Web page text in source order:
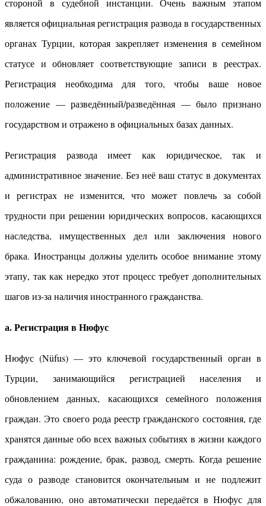
стороной в судебной инстанции. Очень важным этапом
является официальная регистрация развода в государственных
органах Турции, которая закрепляет изменения в семейном
статусе и обновляет соответствующие записи в реестрах.
Регистрация необходима для того, чтобы ваше новое
положение — разведённый/разведённая — было признано
государством и отражено в официальных базах данных.
Регистрация развода имеет как юридическое, так и
административное значение. Без неё ваш статус в документах
и регистрах не изменится, что может повлечь за собой
трудности при решении юридических вопросов, касающихся
наследства, имущественных дел или заключения нового
брака. Иностранцы должны уделить особое внимание этому
этапу, так как нередко этот процесс требует дополнительных
шагов из-за наличия иностранного гражданства.
а. Регистрация в Нюфус
Нюфус (Nüfus) — это ключевой государственный орган в
Турции, занимающийся регистрацией населения и
обновлением данных, касающихся семейного положения
граждан. Это своего рода реестр гражданского состояния, где
хранятся данные обо всех важных событиях в жизни каждого
гражданина: рождение, брак, развод, смерть. Когда решение
суда о разводе становится окончательным и не подлежит
обжалованию, оно автоматически передаётся в Нюфус для